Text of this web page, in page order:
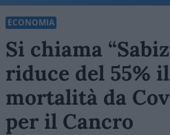
ECONOMIA
Si chiama
riduce del 55%
mortalità da
per il Cancro